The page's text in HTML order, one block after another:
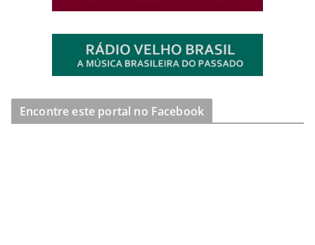
Encontre este portal no Facebook